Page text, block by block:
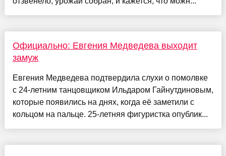
Официально: Евгения Медведева выходит
замуж
Евгения Медведева подтвердила слухи о помолвке
с 24-летним танцовщиком Ильдаром Гайнутдиновым,
которые появились на днях, когда её заметили с
кольцом на пальце. 25-летняя фигуристка опублик...